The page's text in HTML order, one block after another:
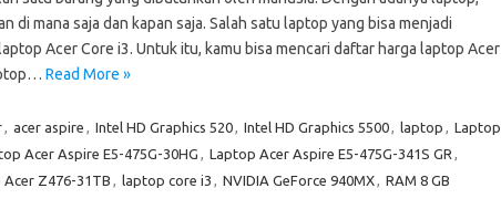
di mana saja dan kapan saja. Salah satu laptop yang bisa menjadi
Acer Core i3. Untuk itu, kamu bisa mencari daftar harga laptop Acer
Read More »
, acer aspire , Intel HD Graphics 520, Intel HD Graphics 5500, laptop , Laptop
Acer Aspire E5-475G-30HG , Laptop Acer Aspire E5-475G-341S GR ,
Z476-31TB , laptop core i3 , NVIDIA GeForce 940MX, RAM 8 GB